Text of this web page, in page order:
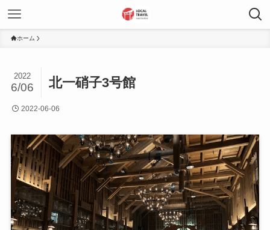
ホーム
北一硝子3号館
2022
6/06
2022-06-06